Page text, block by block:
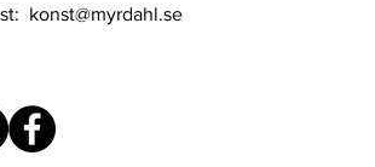
konst@myrdahl.se